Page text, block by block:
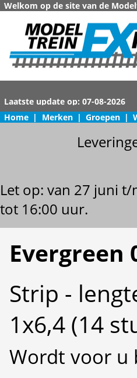
Welkom op de site van de
Home | Merken | Groepen |
Let op: van 27 juni
tot 16:00 uur.
Evergreen
Strip -
1x6,4 (14
Wordt voor u